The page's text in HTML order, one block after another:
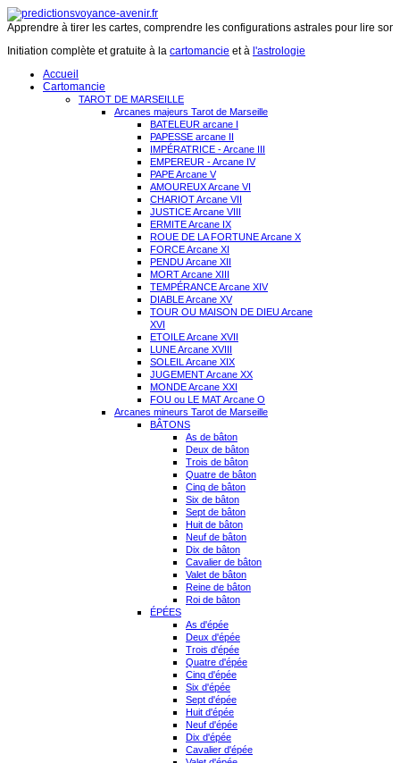
Apprendre à tirer les cartes, comprendre les configurations astrales pour lire
Initiation complète et gratuite à la cartomancie et à l'astrologie
Accueil
Cartomancie
TAROT DE MARSEILLE
Arcanes majeurs Tarot de Marseille
BATELEUR arcane I
PAPESSE arcane II
IMPÉRATRICE - Arcane III
EMPEREUR - Arcane IV
PAPE Arcane V
AMOUREUX Arcane VI
CHARIOT Arcane VII
JUSTICE Arcane VIII
ERMITE Arcane IX
ROUE DE LA FORTUNE Arcane X
FORCE Arcane XI
PENDU Arcane XII
MORT Arcane XIII
TEMPÉRANCE Arcane XIV
DIABLE Arcane XV
TOUR OU MAISON DE DIEU Arcane
XVI
ETOILE Arcane XVII
LUNE Arcane XVIII
SOLEIL Arcane XIX
JUGEMENT Arcane XX
MONDE Arcane XXI
FOU ou LE MAT Arcane O
Arcanes mineurs Tarot de Marseille
BÂTONS
As de bâton
Deux de bâton
Trois de bâton
Quatre de bâton
Cinq de bâton
Six de bâton
Sept de bâton
Huit de bâton
Neuf de bâton
Dix de bâton
Cavalier de bâton
Valet de bâton
Reine de bâton
Roi de bâton
ÉPÉES
As d'épée
Deux d'épée
Trois d'épée
Quatre d'épée
Cinq d'épée
Six d'épée
Sept d'épée
Huit d'épée
Neuf d'épée
Dix d'épée
Cavalier d'épée